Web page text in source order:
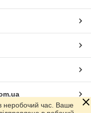
неробочий час. Ваше